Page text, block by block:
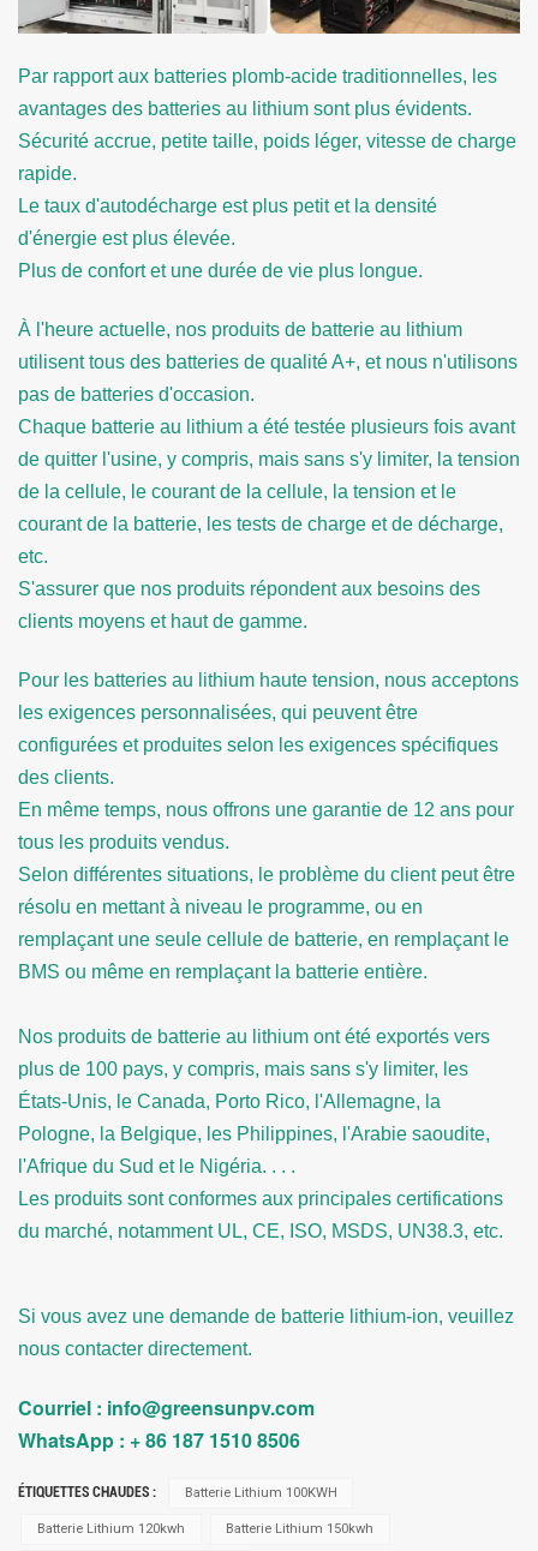
Par rapport aux batteries plomb-acide traditionnelles, les
avantages des batteries au lithium sont plus évidents.
Sécurité accrue, petite taille, poids léger, vitesse de charge
rapide.
Le taux d'autodécharge est plus petit et la densité
d'énergie est plus élevée.
Plus de confort et une durée de vie plus longue.
À l'heure actuelle, nos produits de batterie au lithium
utilisent tous des batteries de qualité A+, et nous n'utilisons
pas de batteries d'occasion.
Chaque batterie au lithium a été testée plusieurs fois avant
de quitter l'usine, y compris, mais sans s'y limiter, la tension
de la cellule, le courant de la cellule, la tension et le
courant de la batterie, les tests de charge et de décharge,
etc.
S'assurer que nos produits répondent aux besoins des
clients moyens et haut de gamme.
Pour les batteries au lithium haute tension, nous acceptons
les exigences personnalisées, qui peuvent être
configurées et produites selon les exigences spécifiques
des clients.
En même temps, nous offrons une garantie de 12 ans pour
tous les produits vendus.
Selon différentes situations, le problème du client peut être
résolu en mettant à niveau le programme, ou en
remplaçant une seule cellule de batterie, en remplaçant le
BMS ou même en remplaçant la batterie entière.
Nos produits de batterie au lithium ont été exportés vers
plus de 100 pays, y compris, mais sans s'y limiter, les
États-Unis, le Canada, Porto Rico, l'Allemagne, la
Pologne, la Belgique, les Philippines, l'Arabie saoudite,
l'Afrique du Sud et le Nigéria. . . .
Les produits sont conformes aux principales certifications
du marché, notamment UL, CE, ISO, MSDS, UN38.3, etc.
Si vous avez une demande de batterie lithium-ion, veuillez
nous contacter directement.
Courriel : info@greensunpv.com
WhatsApp : + 86 187 1510 8506
ÉTIQUETTES CHAUDES : Batterie Lithium 100KWH
Batterie Lithium 120kwh Batterie Lithium 150kwh